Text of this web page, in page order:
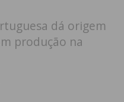
dá origem
produção na